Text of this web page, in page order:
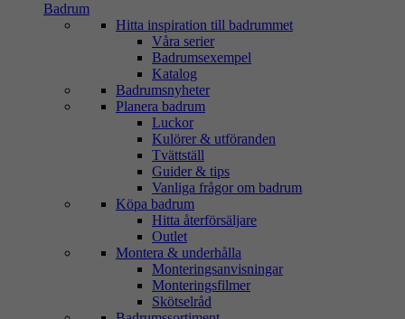
Badrum
Hitta inspiration till badrummet
Våra serier
Badrumsexempel
Katalog
Badrumsnyheter
Planera badrum
Luckor
Kulörer & utföranden
Tvättställ
Guider & tips
Vanliga frågor om badrum
Köpa badrum
Hitta återförsäljare
Outlet
Montera & underhålla
Monteringsanvisningar
Monteringsfilmer
Skötselråd